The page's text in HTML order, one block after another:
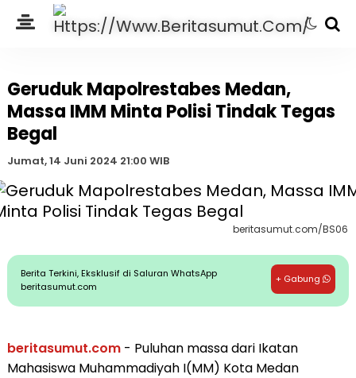
Geruduk Mapolrestabes Medan,
Massa IMM Minta Polisi Tindak Tegas
Begal
Jumat, 14 Juni 2024 21:00 WIB
beritasumut.com/BS06
Berita Terkini, Eksklusif di Saluran WhatsApp
beritasumut.com
+ Gabung
beritasumut.com- Puluhan massa dari Ikatan
Mahasiswa Muhammadiyah I(MM) Kota Medan